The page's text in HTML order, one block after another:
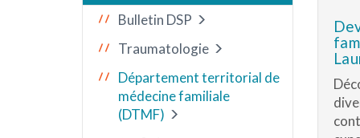
Bulletin DSP
Traumatologie
Département territorial de
médecine familiale
(DTMF)